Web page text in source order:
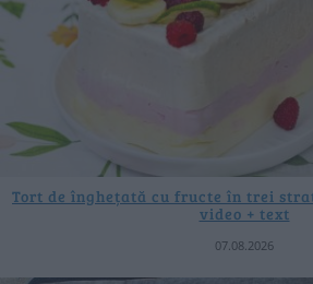
Tort de înghețată cu fructe în trei
video + text
07.08.2026